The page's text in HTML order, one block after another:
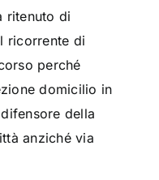
ritenuto di
ricorrente di
perché
domicilio in
della
anziché via